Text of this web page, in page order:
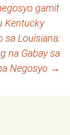
gamit
Kentucky
sa Louisiana:
na Gabay sa
Negosyo →